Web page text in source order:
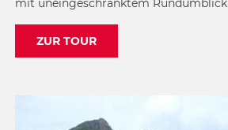
mit uneingeschränktem Rundumblick
ZUR TOUR